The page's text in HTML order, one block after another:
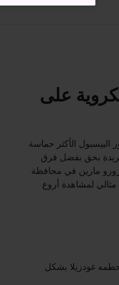
على
البيسبول الأكثر حماسة
فريدة بحق بفضل فرق
زوزو مارين في محافظة
لمشاهدة أروع
فيلم غودزيلا ضد ميتشاغودزيلا 2 وقد حطمه غودزيلا بشكل